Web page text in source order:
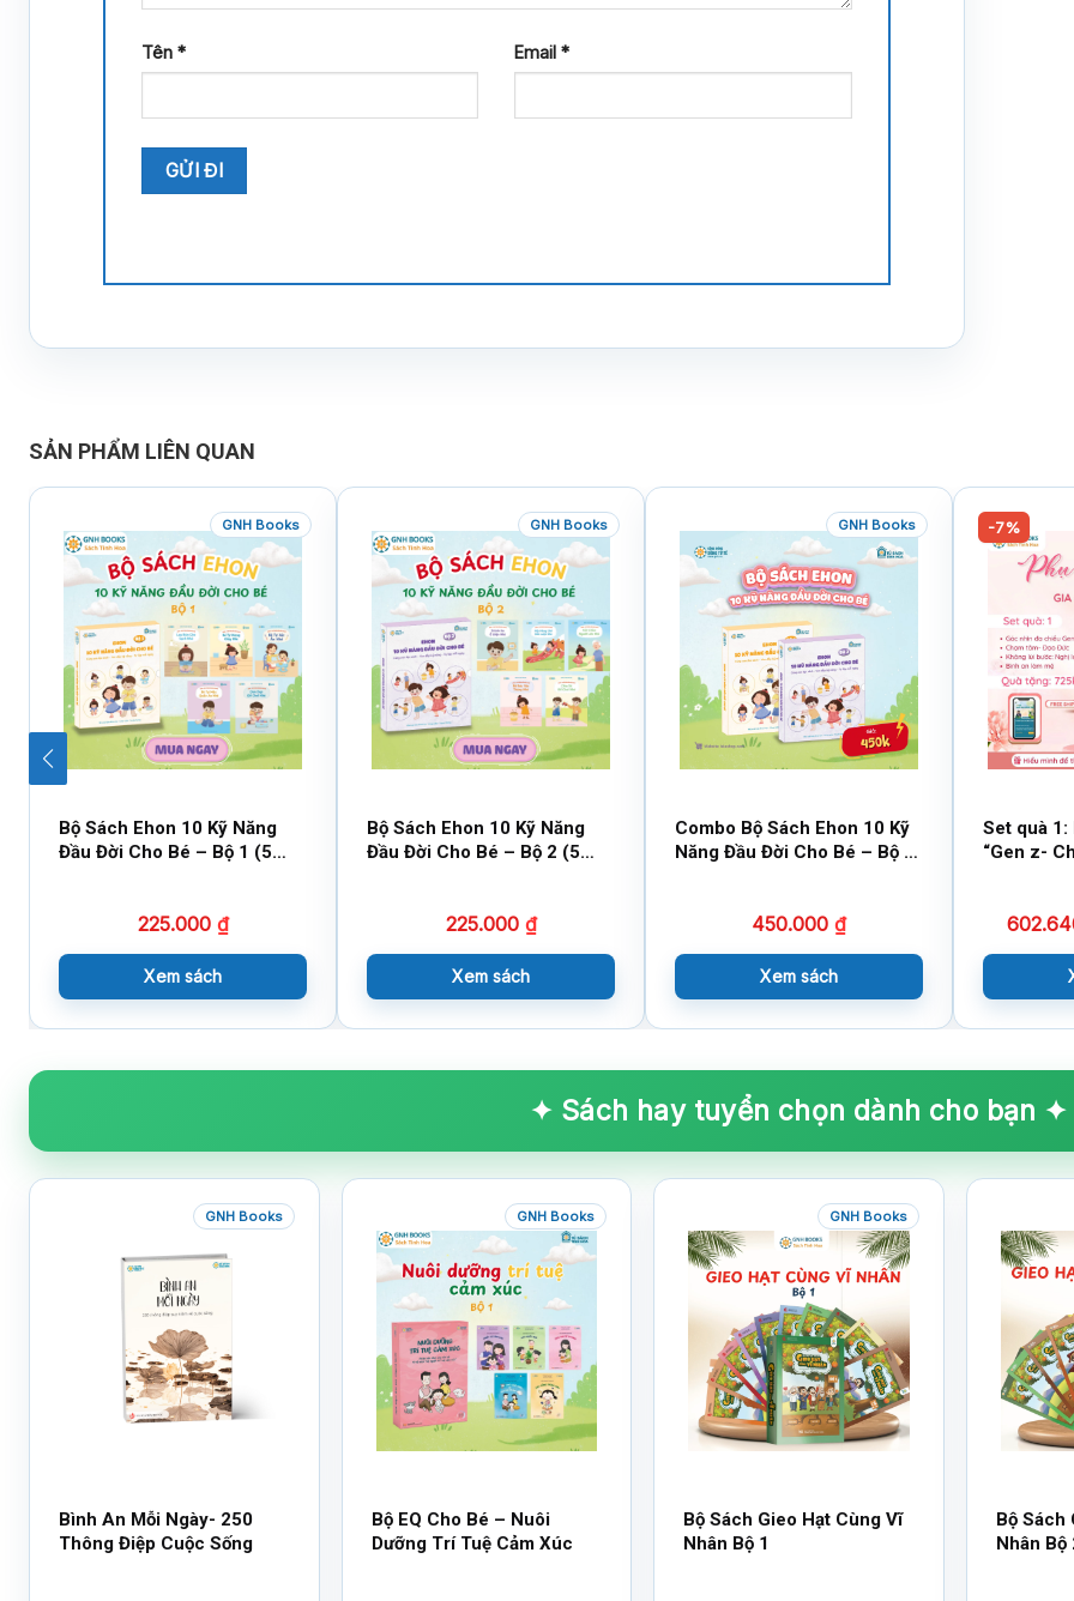
Tên * Email*
SẢN PHẨM LIÊN QUAN
GNH Books
Bộ Sách Ehon 10 Kỹ Năng
Đầu Đời Cho Bé – Bộ 1 (5
225.000 ₫
Xem sách
GNH Books
Bộ Sách Ehon 10 Kỹ Năng
Đầu Đời Cho Bé – Bộ 2 (5
225.000 ₫
Xem sách
GNH Books
Combo Bộ Sách Ehon 10 Kỹ
Năng Đầu Đời Cho Bé – Bộ 1
450.000 ₫
Xem sách
-7%
Set quà 1: Phụ
“Gen z-
Sống An
✦ Sách hay tuyển chọn dành cho bạn ✦
GNH Books
Bình An Mỗi Ngày- 250
Thông Điệp Cuộc Sống
GNH Books
Bộ EQ Cho Bé – Nuôi
Dưỡng Trí Tuệ Cảm Xúc
GNH Books
Bộ Sách Gieo Hạt Cùng Vĩ
Nhân Bộ 1
Bộ Sách
Nhân Bộ